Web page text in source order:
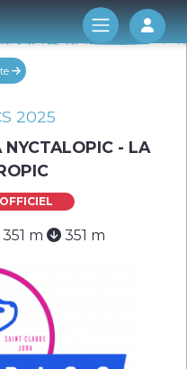
Log
2025
NYCTALOPIC - LA
m 351 m